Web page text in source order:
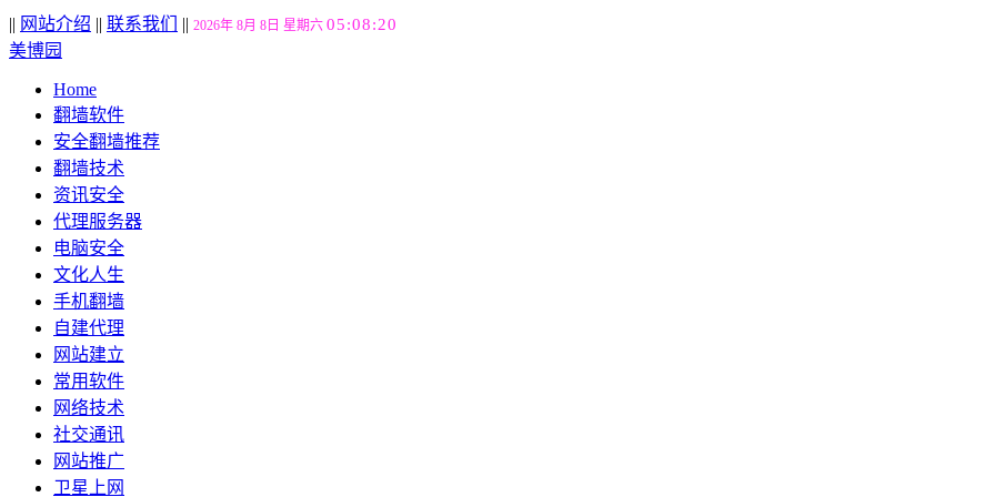
|| 网站介绍 || 联系我们 || 2026年 8月 8日 星期六 05:08:21
美博园
Home
翻墙软件
安全翻墙推荐
翻墙技术
资讯安全
代理服务器
电脑安全
文化人生
手机翻墙
自建代理
网站建立
常用软件
网络技术
社交通讯
网站推广
卫星上网